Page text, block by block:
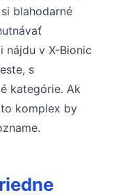
blahodarné
nájdu v X-Bionic
s
kategórie. Ak
komplex by